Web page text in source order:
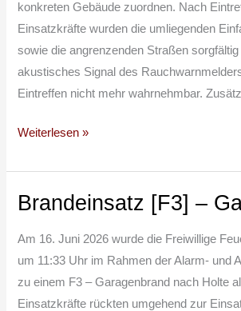
konkreten Gebäude zuordnen. Nach
Einsatzkräfte wurden die umliegenden
sowie die angrenzenden Straßen
akustisches Signal des
Eintreffen nicht mehr wahrnehmbar.
Weiterlesen »
Brandeinsatz [F3] –
Am 16. Juni 2026 wurde die Freiwillige
um 11:33 Uhr im Rahmen der Alarm- und
zu einem F3 – Garagenbrand nach Holte
Einsatzkräfte rückten umgehend zur
Brandeinsatz
–
Garage